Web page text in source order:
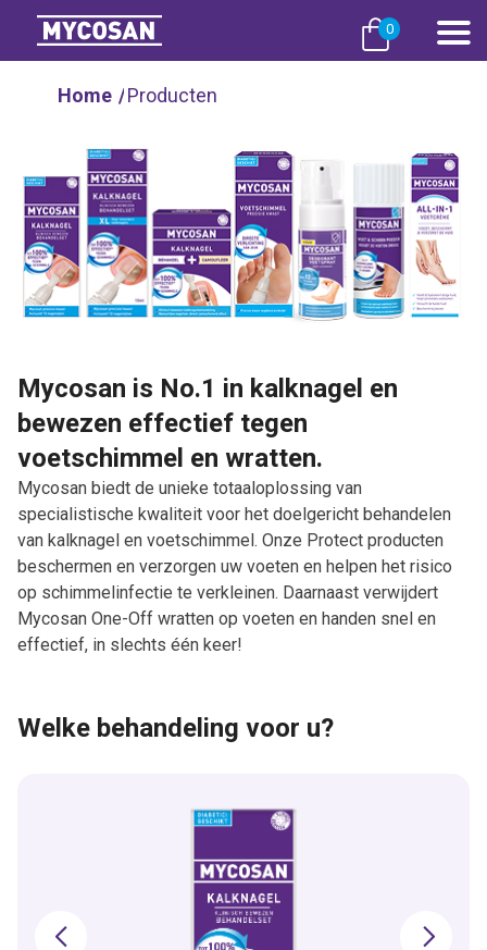
Home /Producten
Mycosan is No.1 in kalknagel en
bewezen effectief tegen
voetschimmel en wratten.
Mycosan biedt de unieke totaaloplossing van
specialistische kwaliteit voor het doelgericht behandelen
van kalknagel en voetschimmel. Onze Protect producten
beschermen en verzorgen uw voeten en helpen het risico
op schimmelinfectie te verkleinen. Daarnaast verwijdert
Mycosan One-Off wratten op voeten en handen snel en
effectief, in slechts één keer!
Welke behandeling voor u?
0